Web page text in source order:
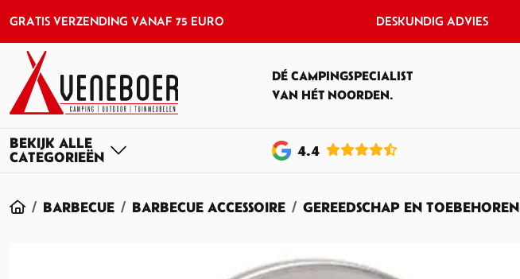
GRATIS VERZENDING VANAF 75 EURO DESKUNDIG ADVIES
DÉ CAMPINGSPECIALIST
VAN HÉT NOORDEN.
4.4
HOMEBARBECUE BARBECUE ACCESSOIRE GEREEDSCHAP EN TOEBEHOREN